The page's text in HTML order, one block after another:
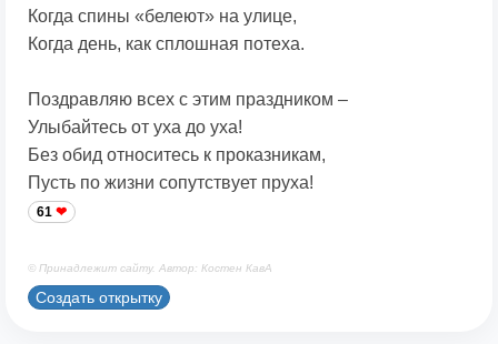
Когда спины «белеют» на улице,
Когда день, как сплошная потеха.
Поздравляю всех с этим праздником –
Улыбайтесь от уха до уха!
Без обид относитесь к проказникам,
Пусть по жизни сопутствует пруха!
61
© Принадлежит сайту. Автор: Костен КавА
Создать открытку